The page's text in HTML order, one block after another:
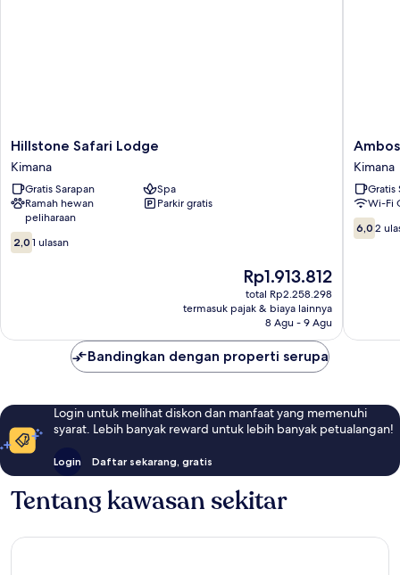
Hillstone
Safari
Lodge
Kimana
Hillstone Safari Lodge
Kimana
Gratis Sarapan
Spa
Ramah hewan
peliharaan
Parkir gratis
2.0
dari
2,0 1 ulasan
Harga
sekarang
Rp1.913.812
Rp1.913.812
total Rp2.258.298
termasuk pajak & biaya lainnya
8 Agu - 9 Agu
Hotel
Kimana
Kimana
Gratis
Wi-Fi
6.0
dari
6,0 2
Bandingkan dengan properti serupa
Login untuk melihat diskon dan manfaat yang memenuhi
syarat. Lebih banyak reward untuk lebih banyak petualangan!
Login Daftar sekarang, gratis
Tentang kawasan sekitar